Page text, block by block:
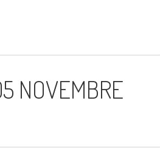
NOVEMBRE